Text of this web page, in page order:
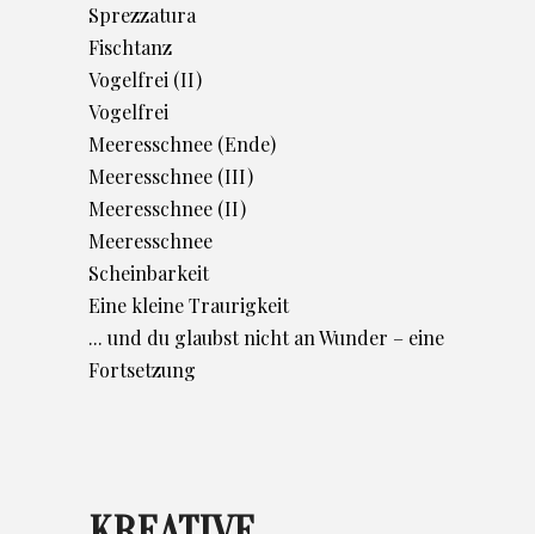
Sprezzatura
Fischtanz
Vogelfrei (II)
Vogelfrei
Meeresschnee (Ende)
Meeresschnee (III)
Meeresschnee (II)
Meeresschnee
Scheinbarkeit
Eine kleine Traurigkeit
... und du glaubst nicht an Wunder – eine
Fortsetzung